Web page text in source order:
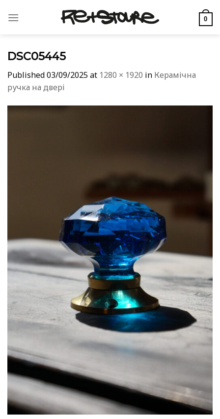
0
DSC05445
Published03/09/2025at 1280 × 1920 in Керамічна
ручка на двері